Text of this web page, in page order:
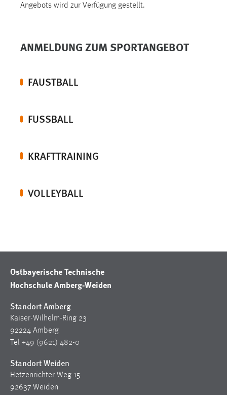
Angebots wird zur Verfügung gestellt.
ANMELDUNG ZUM SPORTANGEBOT
FAUSTBALL
FUSSBALL
KRAFTTRAINING
VOLLEYBALL
Ostbayerische Technische
Hochschule Amberg-Weiden
Standort Amberg
Kaiser-Wilhelm-Ring 23
92224 Amberg
Tel +49 (9621) 482-0
Standort Weiden
Hetzenrichter Weg 15
92637 Weiden